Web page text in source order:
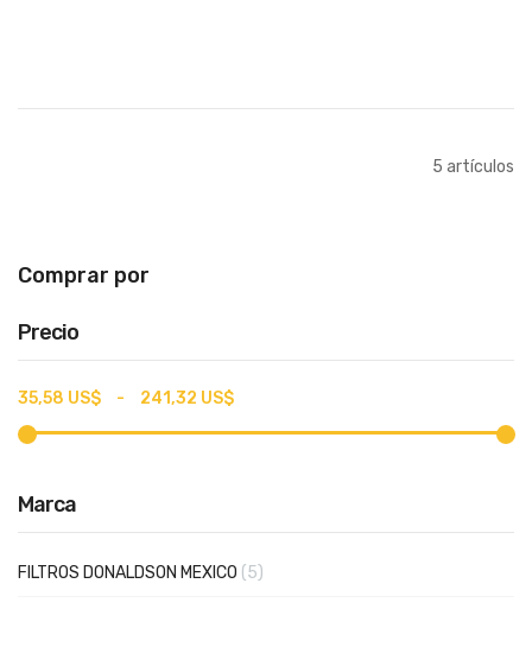
Comprar por
Precio
35,58 US$ - 241,32 US$
Marca
FILTROS DONALDSON MEXICO 5artículos
5 artículos